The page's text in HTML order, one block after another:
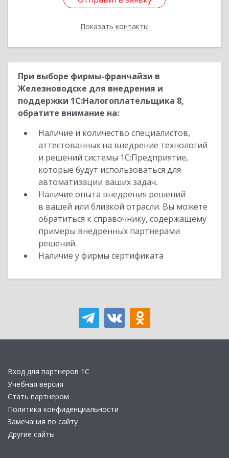
Показать контакты
Назад
При выборе фирмы-франчайзи в
Железноводске для внедрения и
поддержки 1С:Налогоплательщика 8,
обратите внимание на:
Наличие и количество специалистов,
аттестованных на внедрение технологий
и решений системы 1С:Предприятие,
которые будут использоваться для
автоматизации ваших задач.
Наличие опыта внедрения решений
в вашей или близкой отрасли. Вы можете
обратиться к справочнику, содержащему
примеры внедренных партнерами
решений.
Наличие у фирмы сертификата
Вход для партнеров 1С
Учебная версия
Стать партнером
Политика конфиденциальности
Замечания по сайту
Другие сайты